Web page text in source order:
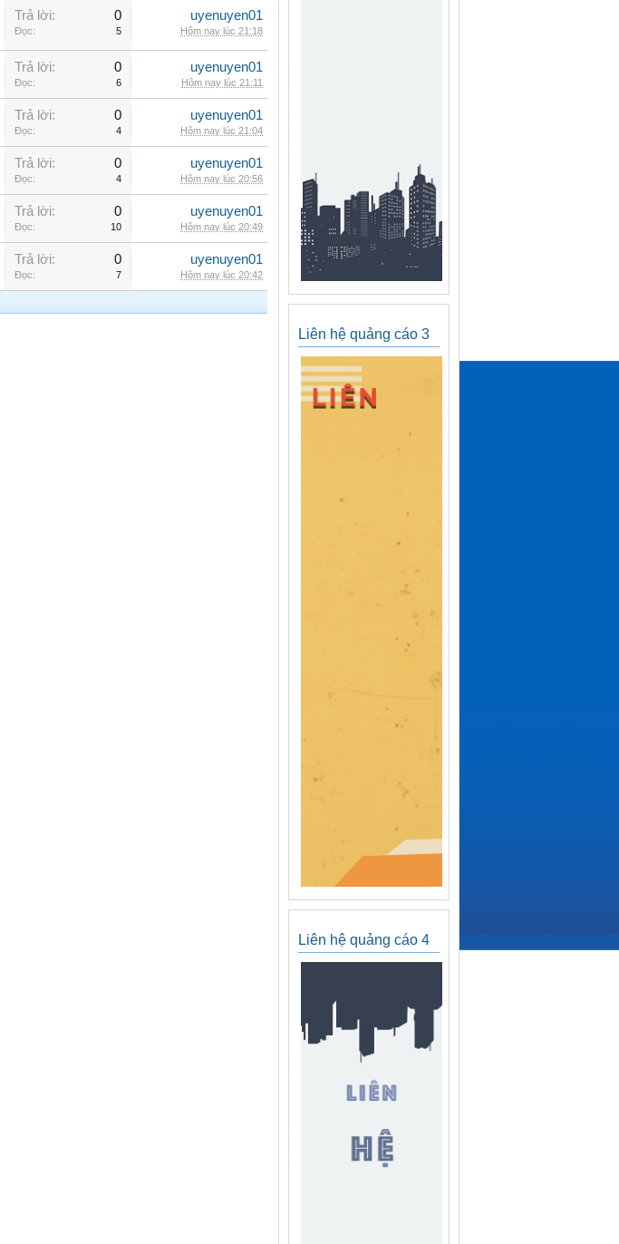
Trả lời: 0
Đọc: 5
uyenuyen01
Hôm nay lúc 21:18
Trả lời: 0
Đọc: 6
uyenuyen01
Hôm nay lúc 21:11
Trả lời: 0
Đọc: 4
uyenuyen01
Hôm nay lúc 21:04
Trả lời: 0
Đọc: 4
uyenuyen01
Hôm nay lúc 20:56
Trả lời: 0
Đọc: 10
uyenuyen01
Hôm nay lúc 20:49
Trả lời: 0
Đọc: 7
uyenuyen01
Hôm nay lúc 20:42
Liên hệ quảng cáo 3
Liên hệ quảng cáo 4